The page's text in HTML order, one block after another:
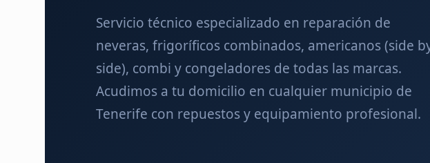
Servicio técnico especializado en reparación de
neveras, frigoríficos combinados, americanos (side
side), combi y congeladores de todas las marcas.
Acudimos a tu domicilio en cualquier municipio de
Tenerife con repuestos y equipamiento profesional.